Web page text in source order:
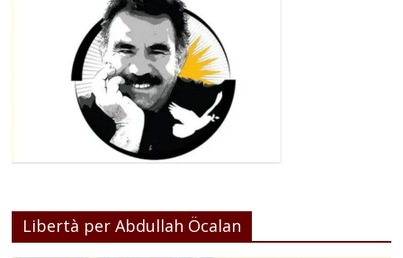
Libertà per Abdullah Öcalan